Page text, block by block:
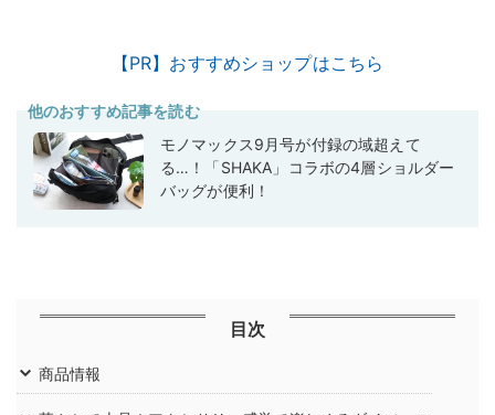
【PR】おすすめショップはこちら
他のおすすめ記事を読む
モノマックス9月号が付録の域超えて
る…！「SHAKA」コラボの4層ショルダー
バッグが便利！
目次
商品情報